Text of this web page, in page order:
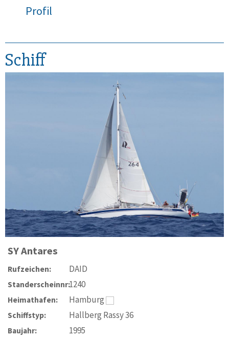
Profil
Schiff
SYAntares
Rufzeichen: DAID
Standerscheinnr:1240
Heimathafen: Hamburg
Schiffstyp: Hallberg Rassy 36
Baujahr: 1995